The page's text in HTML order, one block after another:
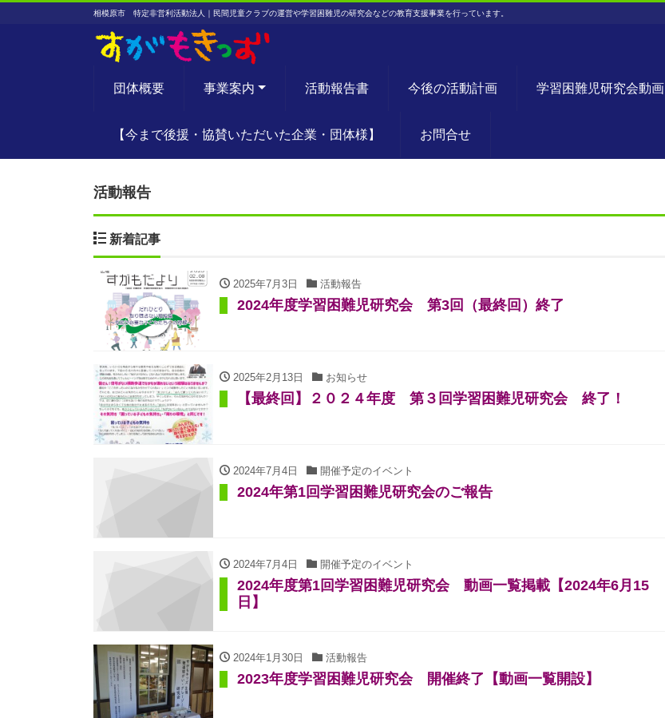
相模原市 特定非営利活動法人｜民間児童クラブの運営や学習困難児の研究会などの教育支援事業を行っています。
団体概要 事業案内 活動報告書 今後の活動計画 学習困難児研究会動画
【今まで後援・協賛いただいた企業・団体様】 お問合せ
活動報告
新着記事
2025年7月3日 活動報告
2024年度学習困難児研究会 第3回（最終回）終了
2025年2月13日 お知らせ
【最終回】２０２４年度 第３回学習困難児研究会 終了！
2024年7月4日 開催予定のイベント
2024年第1回学習困難児研究会のご報告
2024年7月4日 開催予定のイベント
2024年度第1回学習困難児研究会 動画一覧掲載【2024年6月15
日】
2024年1月30日 活動報告
2023年度学習困難児研究会 開催終了【動画一覧開設】